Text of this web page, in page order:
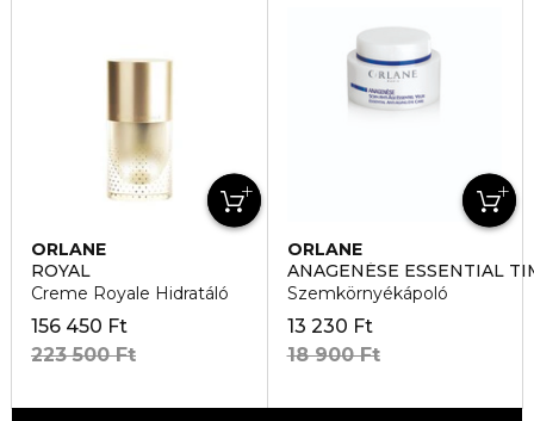
ORLANE
ROYAL
Creme Royale Hidratáló
156 450 Ft
223 500 Ft
ORLANE
ANAGENÉSE ESSENTIAL
Szemkörnyékápoló
13 230 Ft
18 900 Ft